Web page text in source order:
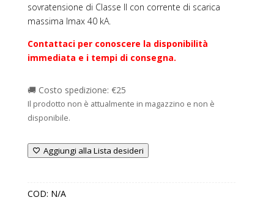
sovratensione di Classe II con corrente di scarica
massima Imax 40 kA.
Contattaci per conoscere la disponibilità
immediata e i tempi di consegna.
🚚 Costo spedizione: €25
Il prodotto non è attualmente in magazzino e non è
disponibile.
Aggiungi alla Lista desideri
COD: N/A